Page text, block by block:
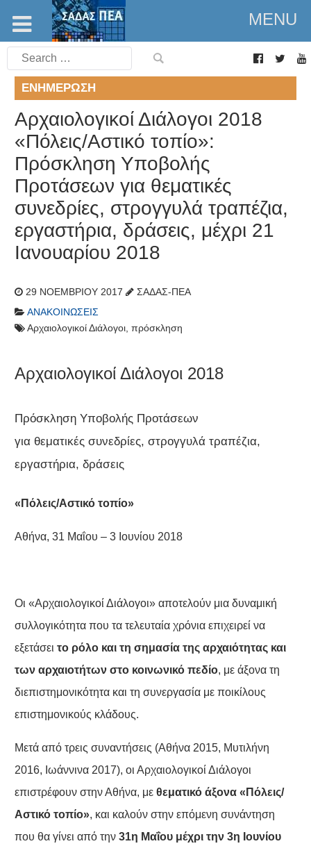
MENU
Search
for:
ΕΝΗΜΈΡΩΣΗ
Αρχαιολογικοί Διάλογοι 2018
«Πόλεις/Αστικό τοπίο»:
Πρόσκληση Υποβολής
Προτάσεων για θεματικές
συνεδρίες, στρογγυλά τραπέζια,
εργαστήρια, δράσεις, μέχρι 21
Ιανουαρίου 2018
29 ΝΟΕΜΒΡΊΟΥ 2017
ΣΑΔΑΣ-ΠΕΑ
ΑΝΑΚΟΙΝΏΣΕΙΣ
Αρχαιολογικοί Διάλογοι, πρόσκληση
Αρχαιολογικοί Διάλογοι 2018
Πρόσκληση Υποβολής Προτάσεων
για θεματικές συνεδρίες, στρογγυλά τραπέζια,
εργαστήρια, δράσεις
«Πόλεις/Αστικό τοπίο»
Αθήνα, 31 Μαΐου – 3 Ιουνίου 2018
Οι «Αρχαιολογικοί Διάλογοι» αποτελούν μια δυναμική
συλλογικότητα που τα τελευταία χρόνια επιχειρεί να
εξετάσει το ρόλο και τη σημασία της αρχαιότητας και
των αρχαιοτήτων στο κοινωνικό πεδίο, με άξονα τη
διεπιστημονικότητα και τη συνεργασία με ποικίλους
επιστημονικούς κλάδους.
Μετά από τρεις συναντήσεις (Αθήνα 2015, Μυτιλήνη
2016, Ιωάννινα 2017), οι Αρχαιολογικοί Διάλογοι
επιστρέφουν στην Αθήνα, με θεματικό άξονα «Πόλεις/
Αστικό τοπίο», και καλούν στην επόμενη συνάντηση
που θα γίνει από την 31η Μαΐου μέχρι την 3η Ιουνίου